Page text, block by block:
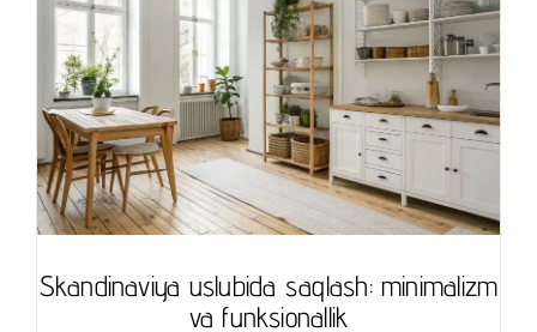
Skandinaviya uslubida saqlash: minimalizm
va funksionallik